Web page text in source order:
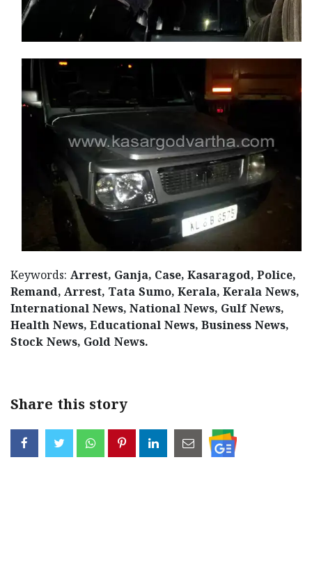
Keywords: Arrest, Ganja, Case, Kasaragod, Police,
Remand, Arrest, Tata Sumo, Kerala, Kerala News,
International News, National News, Gulf News,
Health News, Educational News, Business News,
Stock News, Gold News.
Share this story